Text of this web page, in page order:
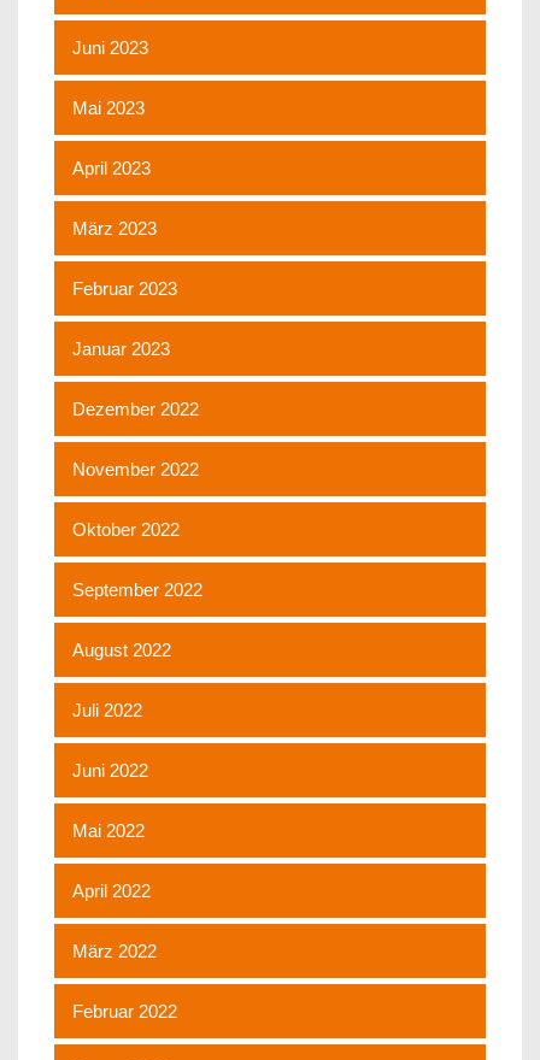
Juni 2023
Mai 2023
April 2023
März 2023
Februar 2023
Januar 2023
Dezember 2022
November 2022
Oktober 2022
September 2022
August 2022
Juli 2022
Juni 2022
Mai 2022
April 2022
März 2022
Februar 2022